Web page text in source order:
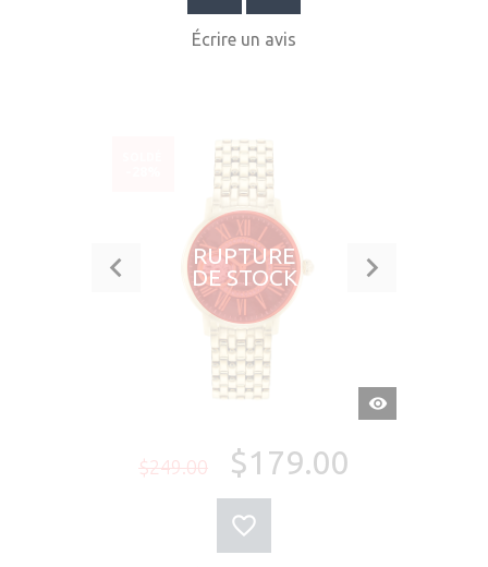
Écrire un avis
RUPTURE
DE STOCK
APERÇU
RAPIDE
$249.00 $179.00